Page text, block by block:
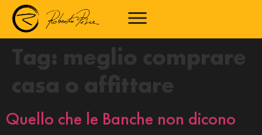
Tag:
meglio comprare
casa o affittare
Quello che le Banche non dicono